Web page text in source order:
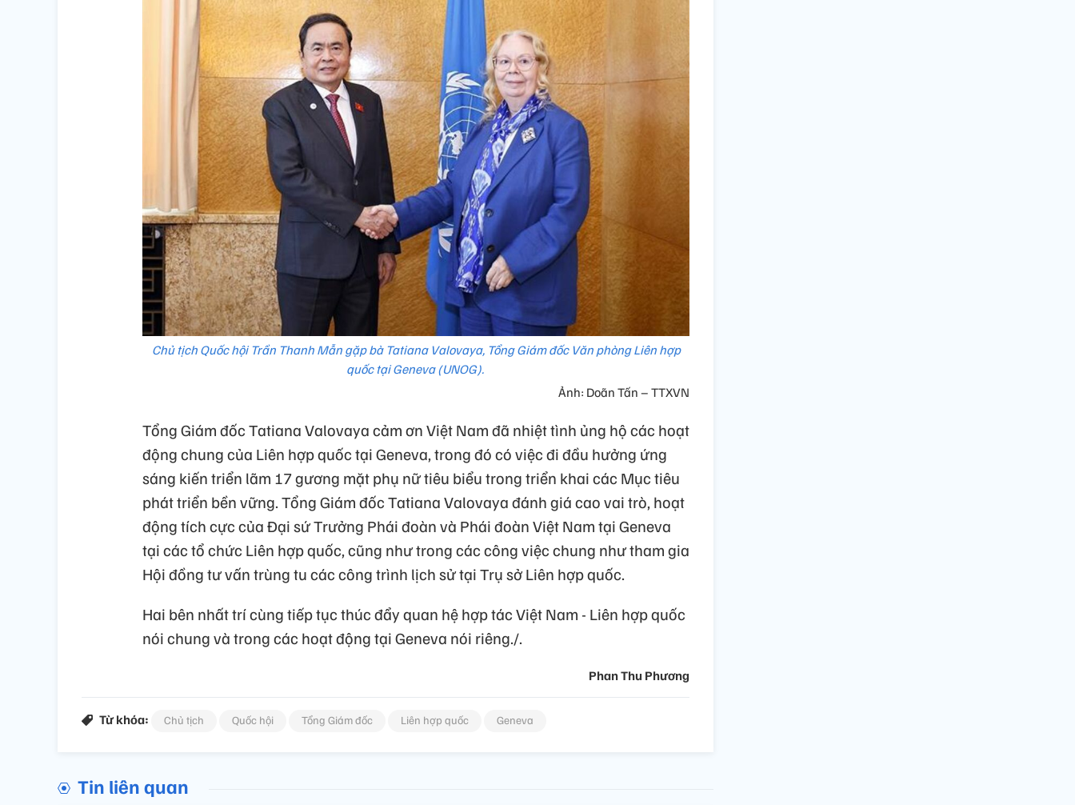
Chủ tịch Quốc hội Trần Thanh Mẫn gặp bà Tatiana Valovaya, Tổng Giám đốc Văn phòng Liên hợp
quốc tại Geneva (UNOG).
Ảnh: Doãn Tấn – TTXVN
Tổng Giám đốc Tatiana Valovaya cảm ơn Việt Nam đã nhiệt tình ủng hộ các hoạt
động chung của Liên hợp quốc tại Geneva, trong đó có việc đi đầu hưởng ứng
sáng kiến triển lãm 17 gương mặt phụ nữ tiêu biểu trong triển khai các Mục tiêu
phát triển bền vững. Tổng Giám đốc Tatiana Valovaya đánh giá cao vai trò, hoạt
động tích cực của Đại sứ Trưởng Phái đoàn và Phái đoàn Việt Nam tại Geneva
tại các tổ chức Liên hợp quốc, cũng như trong các công việc chung như tham gia
Hội đồng tư vấn trùng tu các công trình lịch sử tại Trụ sở Liên hợp quốc.
Hai bên nhất trí cùng tiếp tục thúc đẩy quan hệ hợp tác Việt Nam - Liên hợp quốc
nói chung và trong các hoạt động tại Geneva nói riêng./.
Phan Thu Phương
Từ khóa: Chủ tịch Quốc hội Tổng Giám đốc Liên hợp quốc Geneva
Tin liên quan